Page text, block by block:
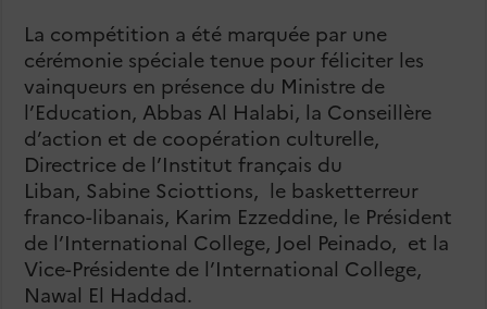
La compétition a été marquée par une
cérémonie spéciale tenue pour féliciter les
vainqueurs en présence du Ministre de
l’Education, Abbas Al Halabi, la Conseillère
d’action et de coopération culturelle,
Directrice de l’Institut français du
Liban, Sabine Sciottions, le basketterreur
franco-libanais, Karim Ezzeddine, le Président
de l’International College, Joel Peinado, et la
Vice-Présidente de l’International College,
Nawal El Haddad.